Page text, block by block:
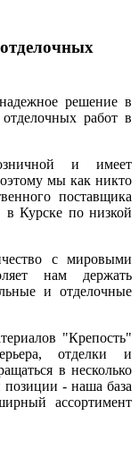
решение в
работ в
и имеет
мы как никто
поставщика
в Курске по низкой
с мировыми
нам держать
и отделочные
"Крепость"
отделки и
в несколько
позиции - наша база
ассортимент